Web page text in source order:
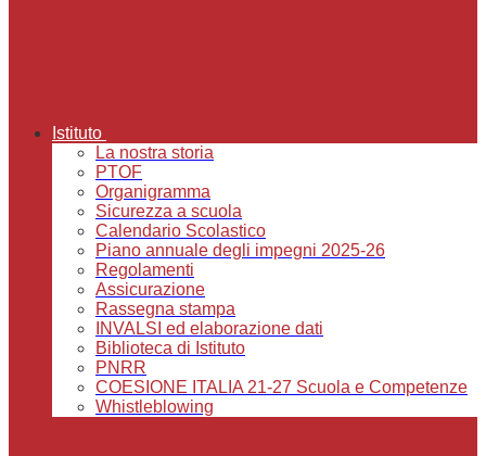
Istituto
La nostra storia
PTOF
Organigramma
Sicurezza a scuola
Calendario Scolastico
Piano annuale degli impegni 2025-26
Regolamenti
Assicurazione
Rassegna stampa
INVALSI ed elaborazione dati
Biblioteca di Istituto
PNRR
COESIONE ITALIA 21-27 Scuola e Competenze
Whistleblowing